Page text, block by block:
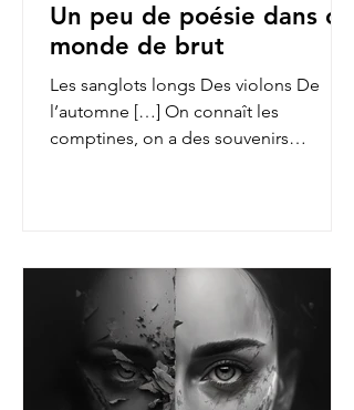
Un peu de poésie dans ce
monde de brut
Les sanglots longs Des violons De
l’automne […] On connaît les
comptines, on a des souvenirs